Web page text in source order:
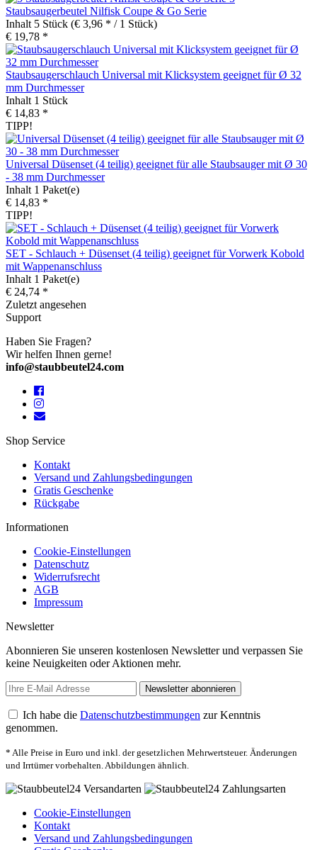
Staubsaugerbeutel Nilfisk Coupe & Go Serie
Inhalt 5 Stück (€ 3,96 * / 1 Stück)
€ 19,78 *
Staubsaugerschlauch Universal mit Klicksystem geeignet für Ø 32
mm Durchmesser
Inhalt 1 Stück
€ 14,83 *
TIPP!
Universal Düsenset (4 teilig) geeignet für alle Staubsauger mit Ø 30
- 38 mm Durchmesser
Inhalt 1 Paket(e)
€ 14,83 *
TIPP!
SET - Schlauch + Düsenset (4 teilig) geeignet für Vorwerk Kobold
mit Wappenanschluss
Inhalt 1 Paket(e)
€ 24,74 *
Zuletzt angesehen
Support
Haben Sie Fragen?
Wir helfen Ihnen gerne!
info@staubbeutel24.com
Shop Service
Kontakt
Versand und Zahlungsbedingungen
Gratis Geschenke
Rückgabe
Informationen
Cookie-Einstellungen
Datenschutz
Widerrufsrecht
AGB
Impressum
Newsletter
Abonnieren Sie unseren kostenlosen Newsletter und verpassen Sie
keine Neuigkeiten oder Aktionen mehr.
Newsletter abonnieren
Ich habe die Datenschutzbestimmungen zur Kenntnis
genommen.
* Alle Preise in Euro und inkl. der gesetzlichen Mehrwertsteuer. Änderungen
und Irrtümer vorbehalten. Abbildungen ähnlich.
Cookie-Einstellungen
Kontakt
Versand und Zahlungsbedingungen